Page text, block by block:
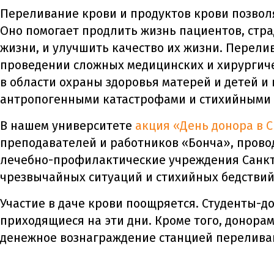
Переливание крови и продуктов крови
Оно помогает продлить жизнь пациентов,
жизни, и улучшить качество их жизни.
проведении сложных медицинских и
в области охраны здоровья матерей и детей
антропогенными катастрофами и стихийными
В нашем университете акция «День донора в
преподавателей и работников «Бонча»,
лечебно-профилактические учреждения
чрезвычайных ситуаций и стихийных
Участие в даче крови поощряется. Студенты-
приходящиеся на эти дни. Кроме того,
денежное вознаграждение станцией